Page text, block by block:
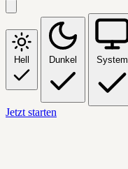
Hell Dunkel System
Jetzt starten